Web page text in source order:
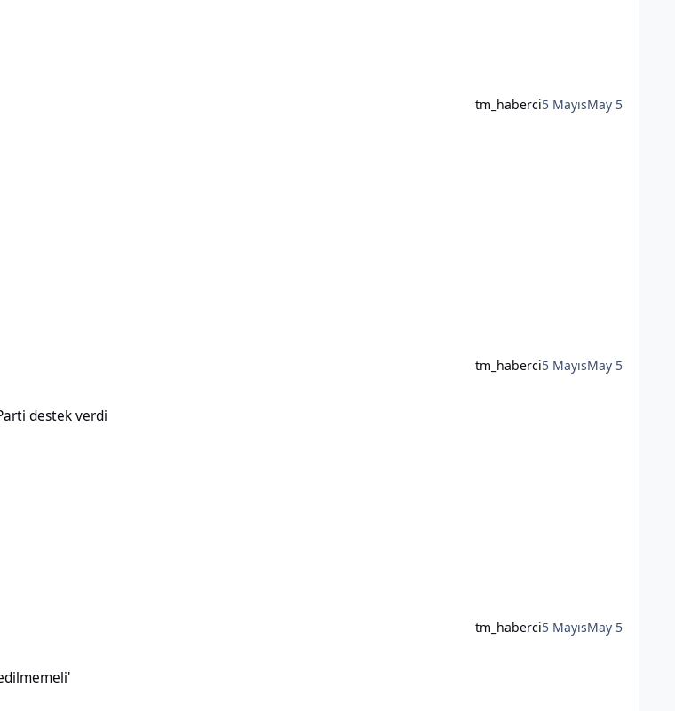
tm_haberci5 MayısMay 5
tm_haberci5 MayısMay 5
destek verdi
tm_haberci5 MayısMay 5